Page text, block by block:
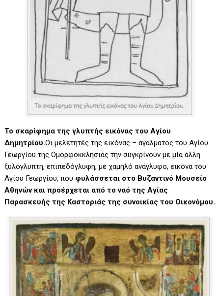
Το σκαρίφημα της γλυπτής εικόνας του Αγίου
Δημητρίου.Οι μελετητές της εικόνας – αγάλματος του Αγίου
Γεωργίου της Ομορφοκκλησιάς την συγκρίνουν με μία άλλη
ξυλόγλυπτη, επιπεδόγλυφη, με χαμηλό ανάγλυφο, εικόνα του
Αγίου Γεωργίου, που φυλάσσεται στο Βυζαντινό Μουσείο
Αθηνών και προέρχεται από το ναό της Αγίας
Παρασκευής της Καστοριάς της συνοικίας του Οικονόμου.